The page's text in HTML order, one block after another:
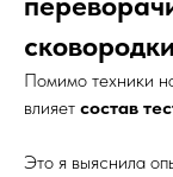
сковородки
Помимо техники
влияет состав
Это я выяснила